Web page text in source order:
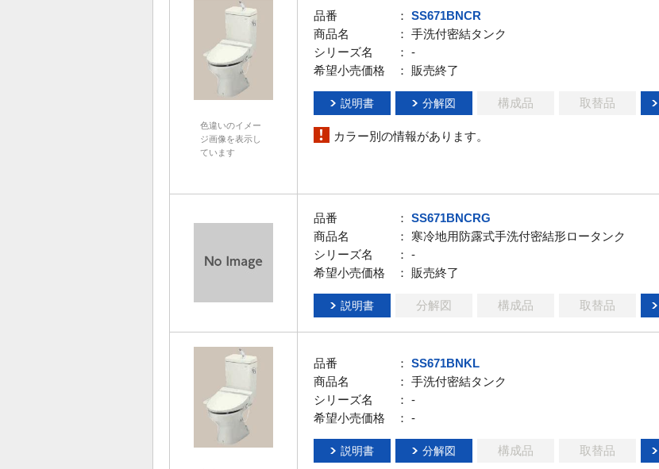
色違いのイメー
ジ画像を表示し
ています
品番 ： SS671BNCR
商品名
： 手洗付密結タンク
シリーズ名
： -
希望小売価格
： 販売終了
説明書 分解図 構成品 取替品
カラー別の情報があります。
品番 ： SS671BNCRG
商品名
： 寒冷地用防露式手洗付密結形ロータンク
シリーズ名
： -
希望小売価格
： 販売終了
説明書 分解図 構成品 取替品
品番 ： SS671BNKL
商品名
： 手洗付密結タンク
シリーズ名
： -
希望小売価格
： -
説明書 分解図 構成品 取替品